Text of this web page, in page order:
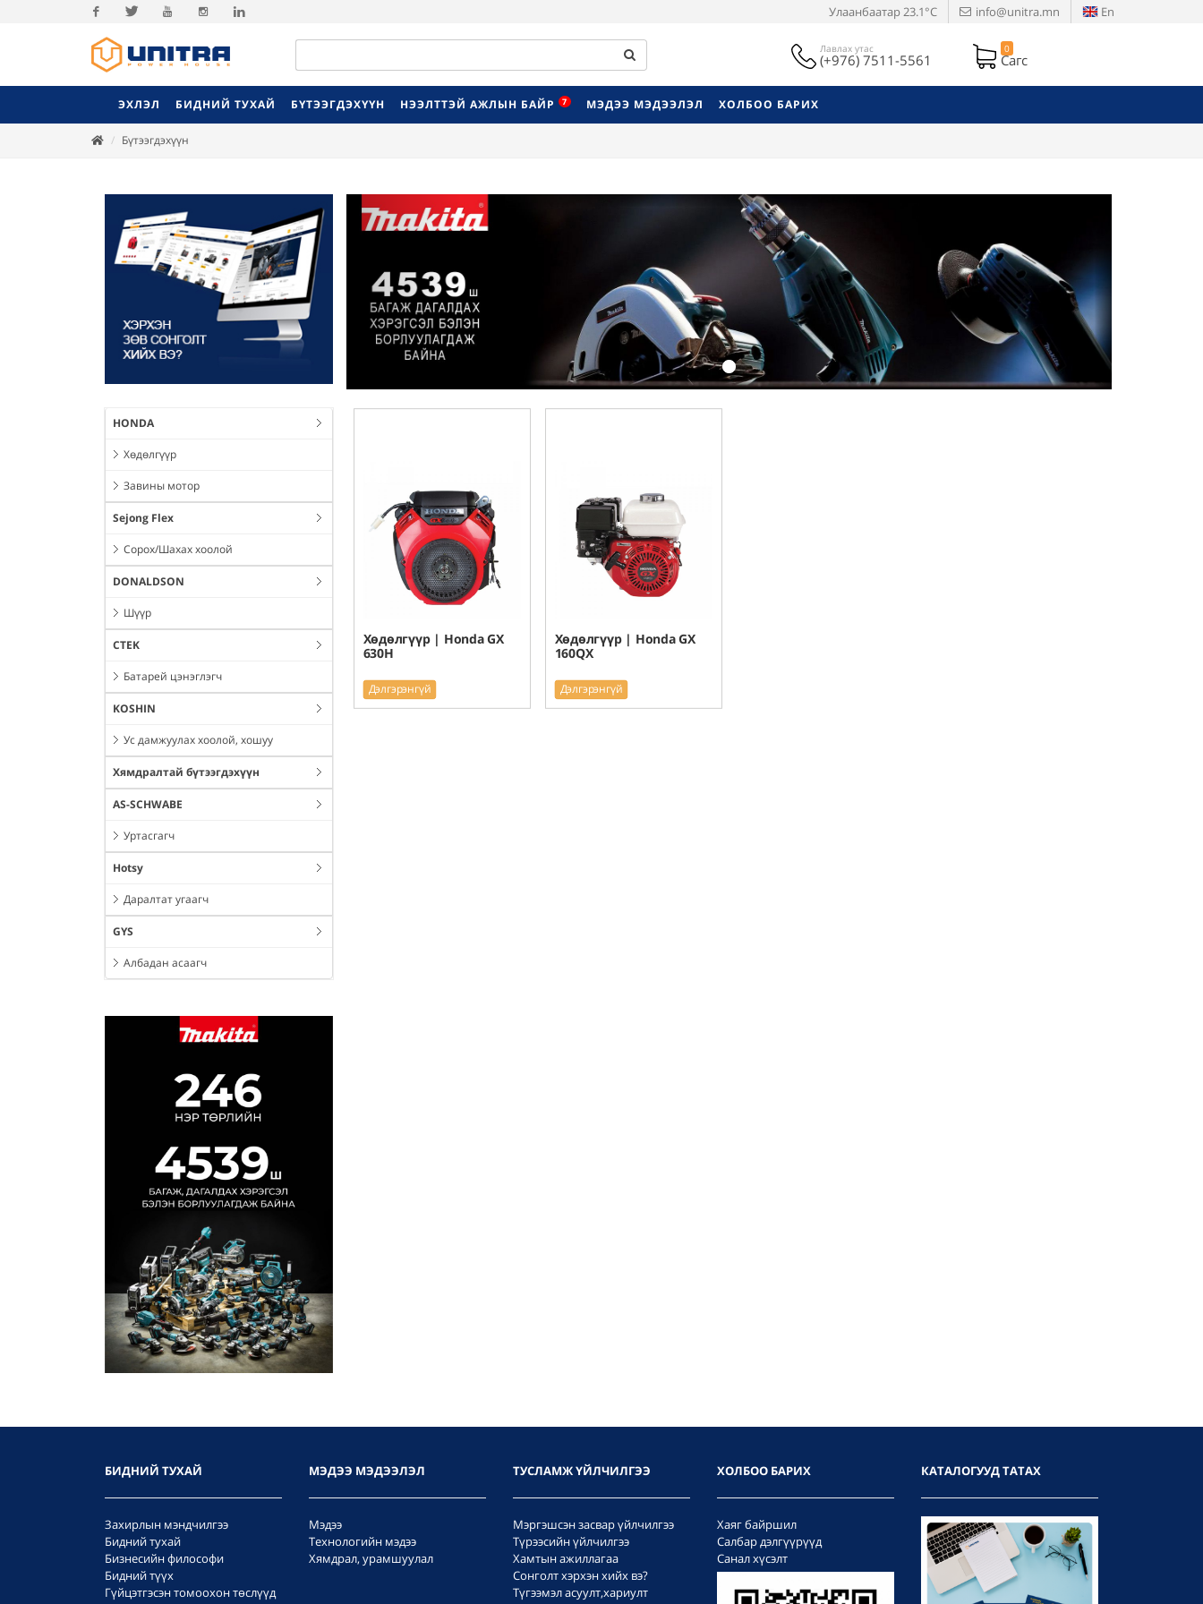
Facebook
Улаанбаатар23.1°C info@unitra.mn En
Лавлах утас
(+976) 7511-5561
0
Сагс
ЭХЛЭЛ БИДНИЙ ТУХАЙ БҮТЭЭГДЭХҮҮН НЭЭЛТТЭЙ АЖЛЫН БАЙР 7 МЭДЭЭ МЭДЭЭЛЭЛ ХОЛБОО БАРИХ
Бүтээгдэхүүн
HONDA
Хөдөлгүүр
Завины мотор
Sejong Flex
Сорох/Шахах хоолой
DONALDSON
Шүүр
CTEK
Батарей цэнэглэгч
KOSHIN
Ус дамжуулах хоолой, хошуу
Хямдралтай бүтээгдэхүүн
AS-SCHWABE
Уртасгагч
Hotsy
Даралтат угаагч
GYS
Албадан асаагч
Previous
Хөдөлгүүр | Honda GX
630H
Дэлгэрэнгүй
Хөдөлгүүр | Honda GX
160QX
Дэлгэрэнгүй
БИДНИЙ ТУХАЙ
Захирлын мэндчилгээ
Бидний тухай
Бизнесийн философи
Бидний түүх
Гүйцэтгэсэн томоохон төслүүд
МЭДЭЭ МЭДЭЭЛЭЛ
Мэдээ
Технологийн мэдээ
Хямдрал, урамшуулал
ТУСЛАМЖ ҮЙЛЧИЛГЭЭ
Мэргэшсэн засвар үйлчилгээ
Түрээсийн үйлчилгээ
Хамтын ажиллагаа
Сонголт хэрхэн хийх вэ?
Түгээмэл асуулт,хариулт
ХОЛБОО БАРИХ
Хаяг байршил
Салбар дэлгүүрүүд
Санал хүсэлт
КАТАЛОГУУД ТАТАХ